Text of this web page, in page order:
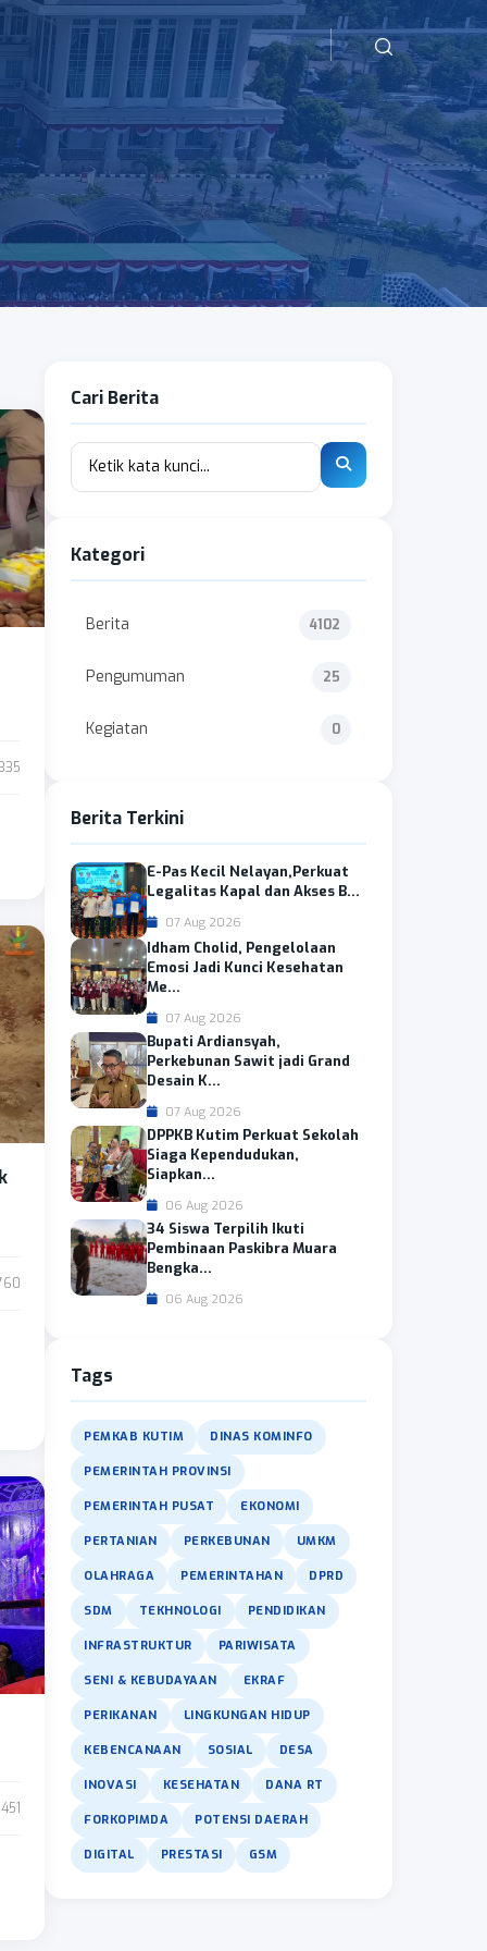
451
Cari Berita
Kategori
Berita 4102
Pengumuman 25
Kegiatan 0
Berita Terkini
E-Pas Kecil Nelayan,Perkuat
Legalitas Kapal dan Akses B...
07 Aug 2026
Idham Cholid, Pengelolaan
Emosi Jadi Kunci Kesehatan
Me...
07 Aug 2026
Bupati Ardiansyah,
Perkebunan Sawit jadi Grand
Desain K...
07 Aug 2026
DPPKB Kutim Perkuat Sekolah
Siaga Kependudukan,
Siapkan...
06 Aug 2026
34 Siswa Terpilih Ikuti
Pembinaan Paskibra Muara
Bengka...
06 Aug 2026
Tags
PEMKAB KUTIM DINAS KOMINFO
PEMERINTAH PROVINSI
PEMERINTAH PUSAT EKONOMI
PERTANIAN PERKEBUNAN UMKM
OLAHRAGA PEMERINTAHAN DPRD
SDM TEKHNOLOGI PENDIDIKAN
INFRASTRUKTUR PARIWISATA
SENI & KEBUDAYAAN EKRAF
PERIKANAN LINGKUNGAN HIDUP
KEBENCANAAN SOSIAL DESA
INOVASI KESEHATAN DANA RT
FORKOPIMDA POTENSI DAERAH
DIGITAL PRESTASI GSM